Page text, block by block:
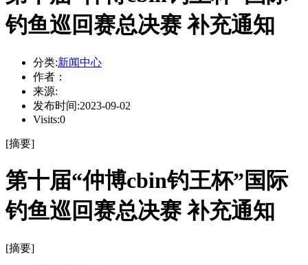
钓鱼巡回赛总决赛 补充通知
分类:新闻中心
作者：
来源:
发布时间:2023-09-02
Visits:0
[摘要]
第十届“仲博cbin钓王杯”国际
钓鱼巡回赛总决赛 补充通知
[摘要]